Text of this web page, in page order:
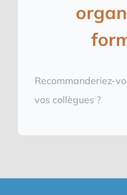
Recommanderiez-
vos collègues ?